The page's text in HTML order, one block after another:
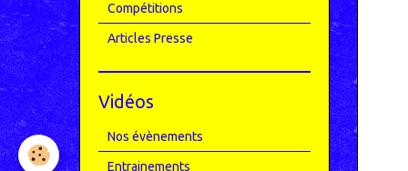
Compétitions
Articles Presse
Vidéos
Nos évènements
Entrainements